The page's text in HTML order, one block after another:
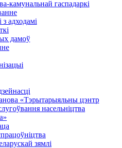
камунальнай гаспадаркі
адходамі
дамоў
«Тэрытарыяльны цэнтр
насельніцтва
зямлі